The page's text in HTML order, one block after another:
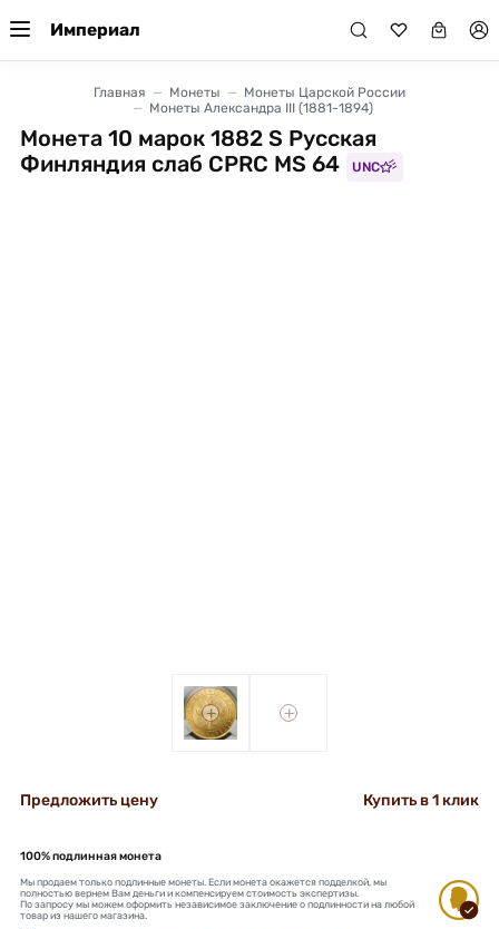
Империал
Главная Монеты
Монеты Царской России
Монеты Александра III (1881-1894)
Монета 10 марок 1882 S Русская
Финляндия слаб CPRC MS 64
UNC
+ +
Предложить цену Купить в 1 клик
100% подлинная монета
Мы продаем только подлинные монеты. Если монета окажется подделкой, мы
полностью вернем Вам деньги и компенсируем стоимость экспертизы.
По запросу мы можем оформить независимое заключение о подлинности на любой
товар из нашего магазина.